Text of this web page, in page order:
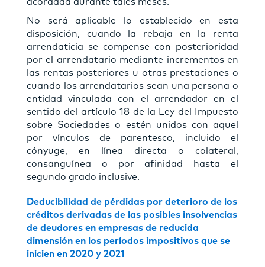
No será aplicable lo establecido en esta
disposición, cuando la rebaja en la renta
arrendaticia se compense con posterioridad
por el arrendatario mediante incrementos en
las rentas posteriores u otras prestaciones o
cuando los arrendatarios sean una persona o
entidad vinculada con el arrendador en el
sentido del artículo 18 de la Ley del Impuesto
sobre Sociedades o estén unidos con aquel
por vínculos de parentesco, incluido el
cónyuge, en línea directa o colateral,
consanguínea o por afinidad hasta el
segundo grado inclusive.
Deducibilidad de pérdidas por deterioro de los
créditos derivadas de las posibles insolvencias
de deudores en empresas de reducida
dimensión en los períodos impositivos que se
inicien en 2020 y 2021